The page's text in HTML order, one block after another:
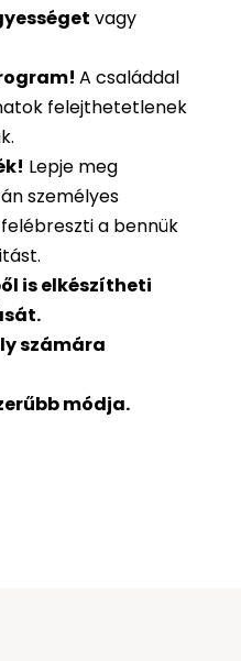
vagy
! A családdal
felejthetetlenek
! Lepje meg
személyes
a bennük
iselkészítheti
számára
módja.